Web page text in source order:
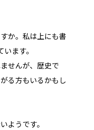
か。私は上にも書
ます。
せんが、歴史で
る方もいるかもし
ようです。